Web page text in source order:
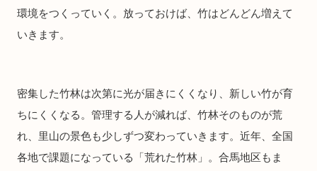
環境をつくっていく。放っておけば、竹はどんどん増えて
いきます。
密集した竹林は次第に光が届きにくくなり、新しい竹が育
ちにくくなる。管理する人が減れば、竹林そのものが荒
れ、里山の景色も少しずつ変わっていきます。近年、全国
各地で課題になっている「荒れた竹林」。合馬地区もま